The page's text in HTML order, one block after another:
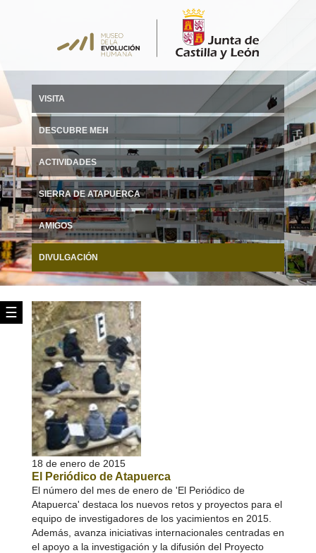
☰
VISITA
DESCUBRE MEH
ACTIVIDADES
SIERRA DE ATAPUERCA
AMIGOS
DIVULGACIÓN
18 de enero de 2015
El Periódico de Atapuerca
El número del mes de enero de 'El Periódico de
Atapuerca' destaca los nuevos retos y proyectos para el
equipo de investigadores de los yacimientos en 2015.
Además, avanza iniciativas internacionales centradas en
el apoyo a la investigación y la difusión del Proyecto